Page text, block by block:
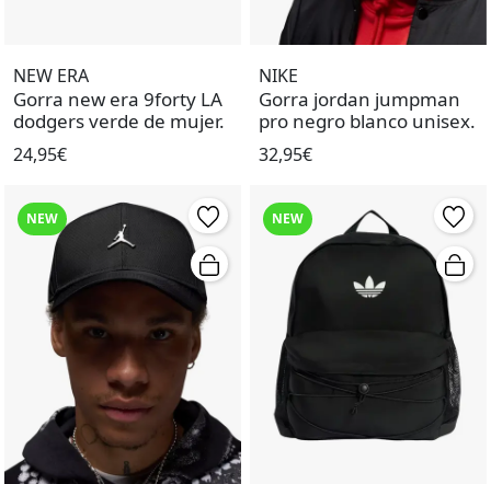
NEW ERA
Gorra new era 9forty LA
dodgers verde de mujer.
24,95€
NIKE
Gorra jordan jumpman
pro negro blanco unisex.
32,95€
NEW NEW